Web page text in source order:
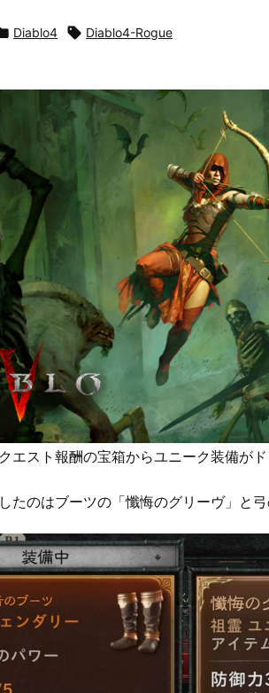
Diablo4  Diablo4-Rogue
エスト報酬の宝箱からユニーク装備がド
たのはブーツの「懺悔のグリーヴ」と弓